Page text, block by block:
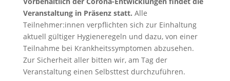
Veranstaltung in Präsenz statt. Alle
Teilnehmer:innen verpflichten sich zur Einhaltung
aktuell gültiger Hygieneregeln und dazu, von einer
Teilnahme bei Krankheitssymptomen abzusehen.
Zur Sicherheit aller bitten wir, am Tag der
Veranstaltung einen Selbsttest durchzuführen.